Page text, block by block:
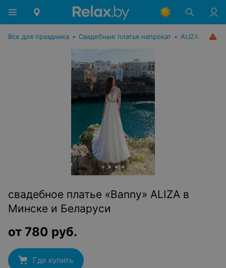
Все для праздника • Свадебные платья напрокат • ALIZA
свадебное платье «Banny» ALIZA в
Минске и Беларуси
от 780 руб.
Где купить